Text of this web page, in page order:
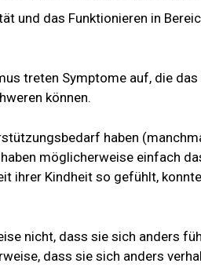
und das Funktionieren in
treten Symptome auf, die
können.
haben
möglicherweise einfach
ihrer Kindheit so gefühlt,
nicht, dass sie sich anders
dass sie sich anders